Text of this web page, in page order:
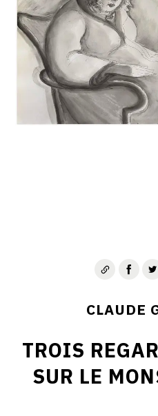
CLAUDE
TROIS
SUR LE